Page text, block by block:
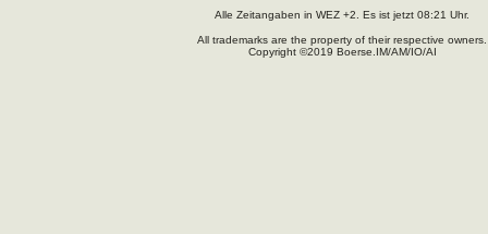
Alle Zeitangaben in WEZ +2. Es ist jetzt 08:21 Uhr.
All trademarks are the property of their respective owners.
Copyright ©2019 Boerse.IM/AM/IO/AI